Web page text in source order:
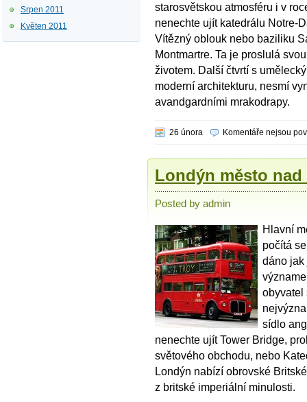
Srpen 2011
Květen 2011
starosvětskou atmosféru i v
nenechte ujít katedrálu Notre-
Vítězný oblouk nebo baziliku
Montmartre. Ta je proslulá
životem. Další čtvrtí s
moderní architekturu, nesmí
avandgardními mrakodrapy.
26 února Komentáře nejsou
Londýn město nad
Posted by admin
Hlavní
počítá
dáno jak
obyvatel
sídlo
nenechte ujít Tower Bridge,
světového obchodu, nebo
Londýn nabízí obrovské
z britské imperiální minulosti.